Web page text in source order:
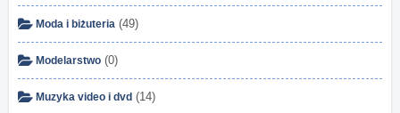
Moda i biżuteria (49)
Modelarstwo (0)
Muzyka video i dvd (14)